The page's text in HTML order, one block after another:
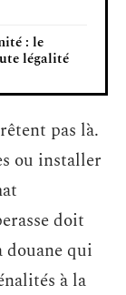
: le
légalité
pas là.
ou installer
doit
douane qui
à la